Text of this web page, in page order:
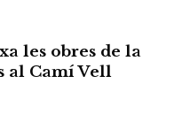
les obres de la
al Camí Vell